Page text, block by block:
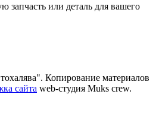
или деталь для вашего
Копирование материалов
сайта web-студия Muks crew.